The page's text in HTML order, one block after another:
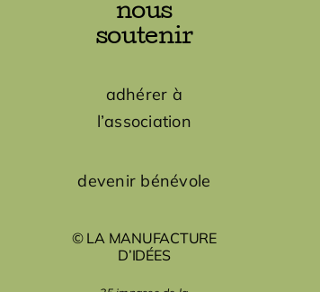
nous
soutenir
adhérer à
l’association
devenir bénévole
© LA MANUFACTURE
D’IDÉES